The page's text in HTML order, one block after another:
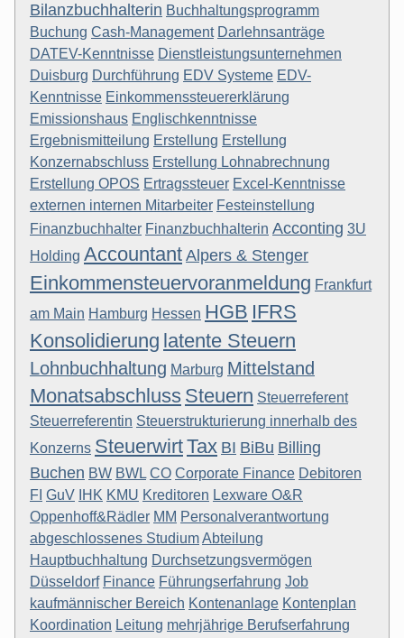
Bilanzbuchhalterin Buchhaltungsprogramm
Buchung Cash-Management Darlehnsanträge
DATEV-Kenntnisse Dienstleistungsunternehmen
Duisburg Durchführung EDV Systeme EDV-
Kenntnisse Einkommenssteuererklärung
Emissionshaus Englischkenntnisse
Ergebnismitteilung Erstellung Erstellung
Konzernabschluss Erstellung Lohnabrechnung
Erstellung OPOS Ertragssteuer Excel-Kenntnisse
externen internen Mitarbeiter Festeinstellung
Finanzbuchhalter Finanzbuchhalterin Acconting 3U
Holding Accountant Alpers & Stenger
Einkommensteuervoranmeldung Frankfurt
am Main Hamburg Hessen HGB IFRS
Konsolidierung latente Steuern
Lohnbuchhaltung Marburg Mittelstand
Monatsabschluss Steuern Steuerreferent
Steuerreferentin Steuerstrukturierung innerhalb des
Konzerns SteuerwirtTax BI BiBu Billing
Buchen BW BWL CO Corporate Finance Debitoren
FI GuV IHK KMU Kreditoren Lexware O&R
Oppenhoff&Rädler MM Personalverantwortung
abgeschlossenes StudiumAbteilung
Hauptbuchhaltung Durchsetzungsvermögen
Düsseldorf Finance Führungserfahrung Job
kaufmännischer Bereich Kontenanlage Kontenplan
Koordination Leitung mehrjährige Berufserfahrung